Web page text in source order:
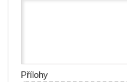
Přílohy